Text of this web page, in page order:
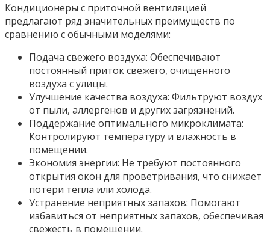
Кондиционеры с приточной вентиляцией
предлагают ряд значительных преимуществ по
сравнению с обычными моделями:
Подача свежего воздуха: Обеспечивают
постоянный приток свежего, очищенного
воздуха с улицы.
Улучшение качества воздуха: Фильтруют воздух
от пыли, аллергенов и других загрязнений.
Поддержание оптимального микроклимата:
Контролируют температуру и влажность в
помещении.
Экономия энергии: Не требуют постоянного
открытия окон для проветривания, что снижает
потери тепла или холода.
Устранение неприятных запахов: Помогают
избавиться от неприятных запахов, обеспечивая
свежесть в помещении.